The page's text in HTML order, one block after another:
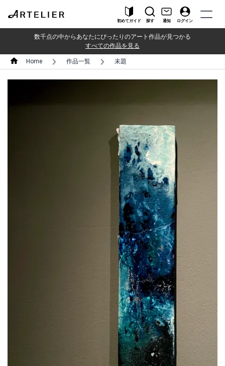
初めてガイド 探す 通知 ログイン
数千点の中からあなたにぴったりのアート作品が見つかる
すべての作品を見る
Home 作品一覧 未題